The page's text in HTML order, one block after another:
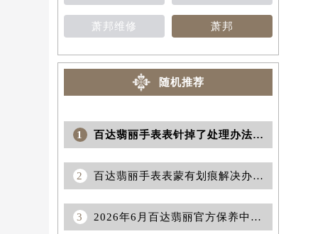
萧邦维修 萧邦
随机推荐
1 百达翡丽手表表针掉了处理办法推荐
2 百达翡丽手表表蒙有划痕解决办法集锦
3 2026年6月百达翡丽官方保养中心维修网点搬迁及新增补充确认内容